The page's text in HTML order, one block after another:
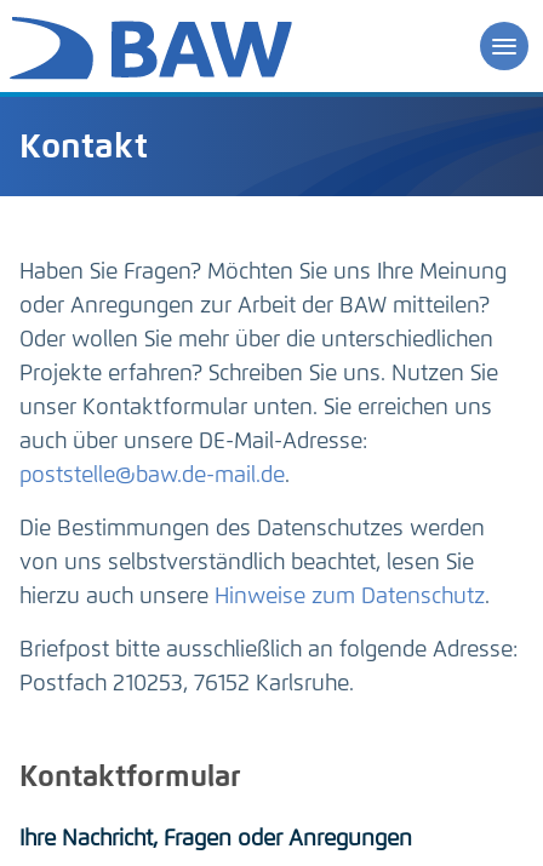
Kontakt
Haben Sie Fragen? Möchten Sie uns Ihre Meinung
oder Anregungen zur Arbeit der BAW mitteilen?
Oder wollen Sie mehr über die unterschiedlichen
Projekte erfahren? Schreiben Sie uns. Nutzen Sie
unser Kontaktformular unten. Sie erreichen uns
auch über unsere DE-Mail-Adresse:
poststelle@baw.de-mail.de.
Die Bestimmungen des Datenschutzes werden
von uns selbstverständlich beachtet, lesen Sie
hierzu auch unsere Hinweise zum Datenschutz.
Briefpost bitte ausschließlich an folgende Adresse:
Postfach 210253, 76152 Karlsruhe.
Kontaktformular
Ihre Nachricht, Fragen oder Anregungen